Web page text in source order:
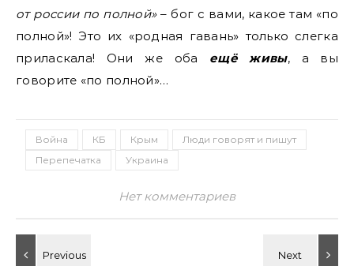
от россии по полной»– бог с вами, какое там «по
полной»! Это их «родная гавань» только слегка
приласкала! Они же оба ещё живы, а вы
говорите «по полной»…
Война КБ Крым
Люди говорят и пишут
Перепечатка
Украина
Нет комментариев